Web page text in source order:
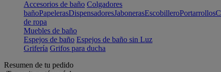
Accesorios de baño Colgadores
bañoPapelerasDispensadoresJabonerasEscobilleroPortarrollos
de ropa
Muebles de baño
Espejos de baño Espejos de baño sin Luz
Grifería Grifos para ducha
Resumen de tu pedido